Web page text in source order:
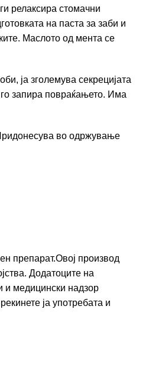
релаксира стомачни
на паста за заби и
Маслото од мента се
ја зголемува секрецијата
запира повраќањето. Има
во одржување
препарат.Овој производ
Додатоците на
и медицински надзор
ја употребата и